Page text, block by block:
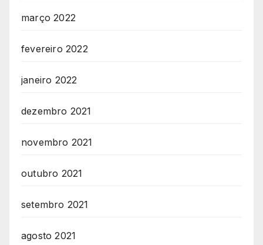
março 2022
fevereiro 2022
janeiro 2022
dezembro 2021
novembro 2021
outubro 2021
setembro 2021
agosto 2021